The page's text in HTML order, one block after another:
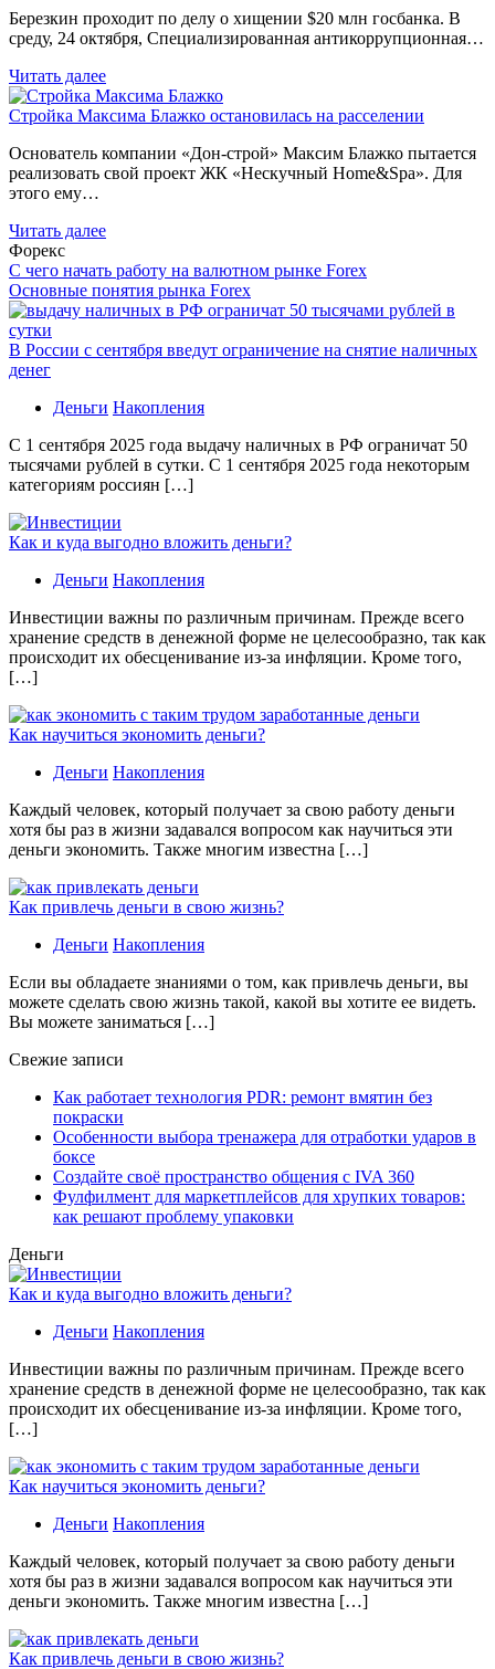
Березкин проходит по делу о хищении $20 млн госбанка. В
среду, 24 октября, Специализированная антикоррупционная…
Читать далее
Стройка Максима Блажко остановилась на расселении
Основатель компании «Дон-строй» Максим Блажко пытается
реализовать свой проект ЖК «Нескучный Home&Spa». Для
этого ему…
Читать далее
Форекс
С чего начать работу на валютном рынке Forex
Основные понятия рынка Forex
В России с сентября введут ограничение на снятие наличных
денег
Деньги Накопления
С 1 сентября 2025 года выдачу наличных в РФ ограничат 50
тысячами рублей в сутки. С 1 сентября 2025 года некоторым
категориям россиян […]
Как и куда выгодно вложить деньги?
Деньги Накопления
Инвестиции важны по различным причинам. Прежде всего
хранение средств в денежной форме не целесообразно, так как
происходит их обесценивание из-за инфляции. Кроме того,
[…]
Как научиться экономить деньги?
Деньги Накопления
Каждый человек, который получает за свою работу деньги
хотя бы раз в жизни задавался вопросом как научиться эти
деньги экономить. Также многим известна […]
Как привлечь деньги в свою жизнь?
Деньги Накопления
Если вы обладаете знаниями о том, как привлечь деньги, вы
можете сделать свою жизнь такой, какой вы хотите ее видеть.
Вы можете заниматься […]
Свежие записи
Как работает технология PDR: ремонт вмятин без
покраски
Особенности выбора тренажера для отработки ударов в
боксе
Создайте своё пространство общения с IVA 360
Фулфилмент для маркетплейсов для хрупких товаров:
как решают проблему упаковки
Деньги
Как и куда выгодно вложить деньги?
Деньги Накопления
Инвестиции важны по различным причинам. Прежде всего
хранение средств в денежной форме не целесообразно, так как
происходит их обесценивание из-за инфляции. Кроме того,
[…]
Как научиться экономить деньги?
Деньги Накопления
Каждый человек, который получает за свою работу деньги
хотя бы раз в жизни задавался вопросом как научиться эти
деньги экономить. Также многим известна […]
Как привлечь деньги в свою жизнь?